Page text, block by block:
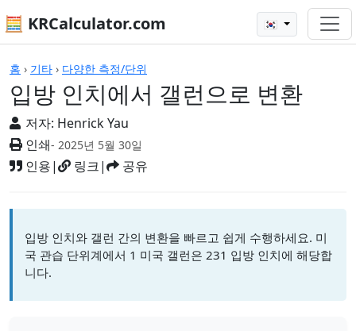
🧮 KRCalculator.com 🇰🇷
홈 › 기타 › 다양한 측정/단위
입방 인치에서 갤런으로 변환
저자: Henrick Yau
인쇄- 2025년 5월 30일
인용| 링크| 공유
계산기
입방 인치와 갤런 간의 변환을 빠르고 쉽게 수행하세요. 미
국 관습 단위계에서 1 미국 갤런은 231 입방 인치에 해당합
니다.